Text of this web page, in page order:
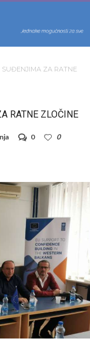
SUĐENJIMA ZA RATNE
RATNE ZLOČINE
0
0